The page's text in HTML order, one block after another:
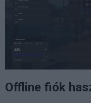
Offline fiók